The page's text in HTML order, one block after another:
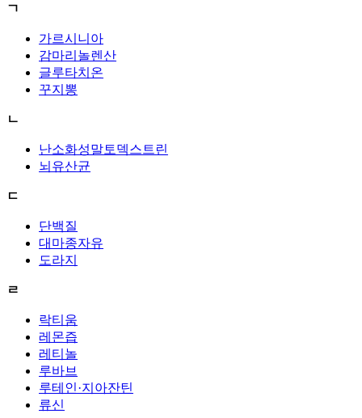
ㄱ
가르시니아
감마리놀렌산
글루타치온
꾸지뽕
ㄴ
난소화성말토덱스트린
뇌유산균
ㄷ
단백질
대마종자유
도라지
ㄹ
락티움
레몬즙
레티놀
루바브
루테인·지아잔틴
류신